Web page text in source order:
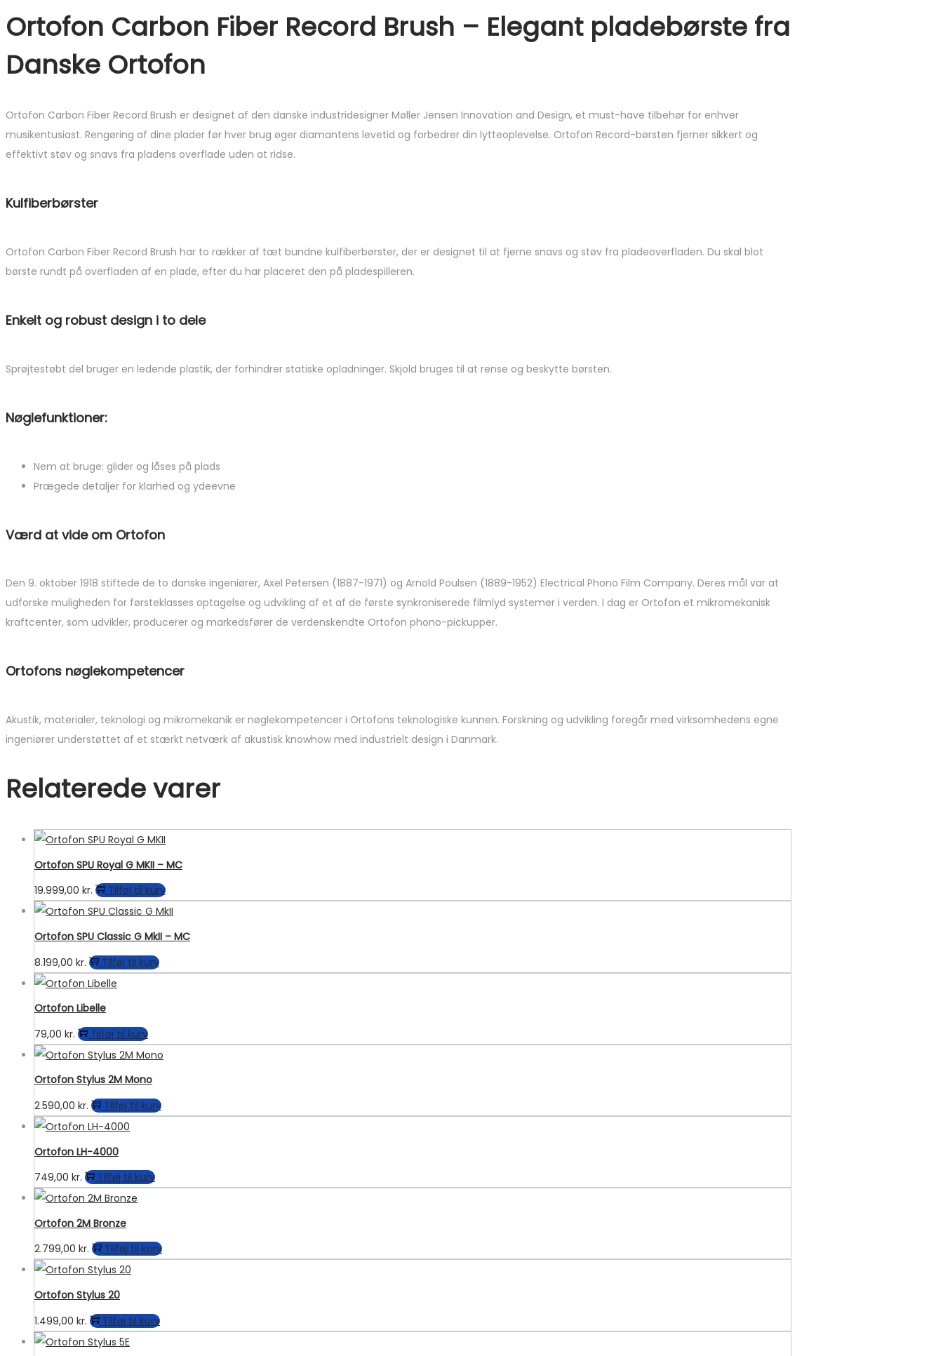
Ortofon Carbon Fiber Record Brush – Elegant pladebørste fra
Danske Ortofon
Ortofon Carbon Fiber Record Brush er designet af den danske industridesigner Møller Jensen Innovation and Design, et must-have tilbehør for enhver
musikentusiast. Rengøring af dine plader før hver brug øger diamantens levetid og forbedrer din lytteoplevelse. Ortofon Record-børsten fjerner sikkert og
effektivt støv og snavs fra pladens overflade uden at ridse.
Kulfiberbørster
Ortofon Carbon Fiber Record Brush har to rækker af tæt bundne kulfiberbørster, der er designet til at fjerne snavs og støv fra pladeoverfladen. Du skal blot
børste rundt på overfladen af ​​en plade, efter du har placeret den på pladespilleren.
Enkelt og robust design i to dele
Sprøjtestøbt del bruger en ledende plastik, der forhindrer statiske opladninger. Skjold bruges til at rense og beskytte børsten.
Nøglefunktioner:
Nem at bruge: glider og låses på plads
Prægede detaljer for klarhed og ydeevne
Værd at vide om Ortofon
Den 9. oktober 1918 stiftede de to danske ingeniører, Axel Petersen (1887-1971) og Arnold Poulsen (1889-1952) Electrical Phono Film Company. Deres mål var at
udforske muligheden for førsteklasses optagelse og udvikling af et af de første synkroniserede filmlyd systemer i verden. I dag er Ortofon et mikromekanisk
kraftcenter, som udvikler, producerer og markedsfører de verdenskendte Ortofon phono-pickupper.
Ortofons nøglekompetencer
Akustik, materialer, teknologi og mikromekanik er nøglekompetencer i Ortofons teknologiske kunnen. Forskning og udvikling foregår med virksomhedens egne
ingeniører understøttet af et stærkt netværk af akustisk knowhow med industrielt design i Danmark.
Relaterede varer
Ortofon SPU Royal G MKII – MC
19.999,00 kr. Tilføj til kurv
Ortofon SPU Classic G MkII – MC
8.199,00 kr. Tilføj til kurv
Ortofon Libelle
79,00 kr. Tilføj til kurv
Ortofon Stylus 2M Mono
2.590,00 kr. Tilføj til kurv
Ortofon LH-4000
749,00 kr. Tilføj til kurv
Ortofon 2M Bronze
2.799,00 kr. Tilføj til kurv
Ortofon Stylus 20
1.499,00 kr. Tilføj til kurv